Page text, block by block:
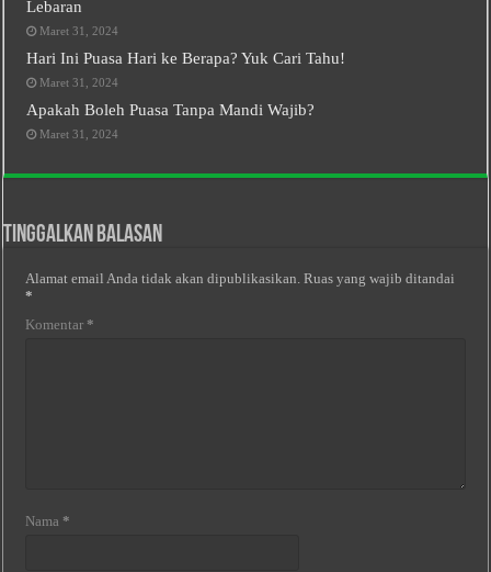
Lebaran
Maret 31, 2024
Hari Ini Puasa Hari ke Berapa? Yuk Cari Tahu!
Maret 31, 2024
Apakah Boleh Puasa Tanpa Mandi Wajib?
Maret 31, 2024
Tinggalkan Balasan
Alamat email Anda tidak akan dipublikasikan. Ruas yang wajib ditandai
*
Komentar *
Nama *